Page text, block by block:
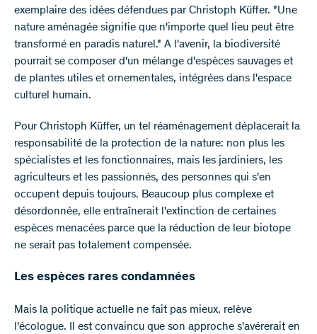
exemplaire des idées défendues par Christoph Küffer. "Une
nature aménagée signifie que n'importe quel lieu peut être
transformé en paradis naturel." A l'avenir, la biodiversité
pourrait se composer d'un mélange d'espèces sauvages et
de plantes utiles et ornementales, intégrées dans l'espace
culturel humain.
Pour Christoph Küffer, un tel réaménagement déplacerait la
responsabilité de la protection de la nature: non plus les
spécialistes et les fonctionnaires, mais les jardiniers, les
agriculteurs et les passionnés, des personnes qui s'en
occupent depuis toujours. Beaucoup plus complexe et
désordonnée, elle entraînerait l'extinction de certaines
espèces menacées parce que la réduction de leur biotope
ne serait pas totalement compensée.
Les espèces rares condamnées
Mais la politique actuelle ne fait pas mieux, relève
l'écologue. Il est convaincu que son approche s'avérerait en